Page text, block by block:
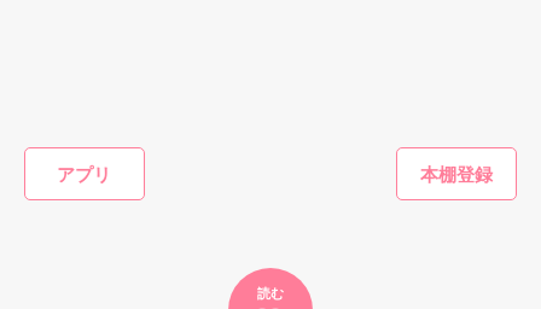
アプリ
読む
2013.01.15 〜 2013.05.01
【完結】
かんたん検索の条件を変える